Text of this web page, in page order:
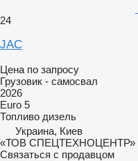
24
JAC
Цена по запросу
Грузовик - самосвал
2026
Euro 5
Топливо дизель
Украина, Киев
«ТОВ СПЕЦТЕХНОЦЕНТР»
Связаться с продавцом